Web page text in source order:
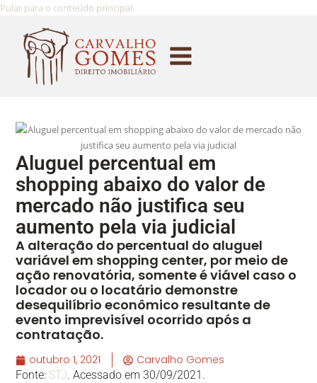
Pular para o conteúdo principal
Aluguel percentual em
shopping abaixo do valor de
mercado não justifica seu
aumento pela via judicial
A alteração do percentual do aluguel
variável em shopping center, por meio de
ação renovatória, somente é viável caso o
locador ou o locatário demonstre
desequilíbrio econômico resultante de
evento imprevisível ocorrido após a
contratação.
outubro 1, 2021 Carvalho Gomes
Fonte: STJ. Acessado em 30/09/2021.